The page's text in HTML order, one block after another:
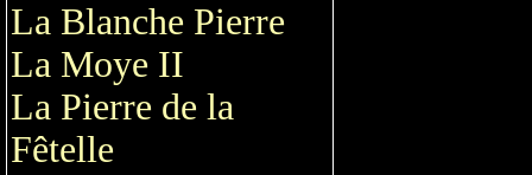
La Blanche Pierre
La Moye II
La Pierre de la
Fêtelle